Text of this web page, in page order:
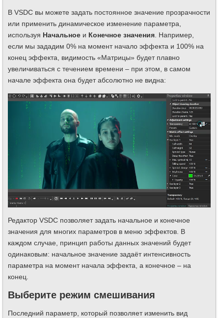
В VSDC вы можете задать постоянное значение прозрачности
или применить динамическое изменение параметра,
используя Начальное и Конечное значения . Например,
если мы зададим 0% на момент начало эффекта и 100% на
конец эффекта, видимость «Матрицы» будет плавно
увеличиваться с течением времени – при этом, в самом
начале эффекта она будет абсолютно не видна:
Редактор VSDC позволяет задать начальное и конечное
значения для многих параметров в меню эффектов. В
каждом случае, принцип работы данных значений будет
одинаковым: начальное значение задаёт интенсивность
параметра на момент начала эффекта, а конечное – на
конец.
Выберите режим смешивания
Последний параметр, который позволяет изменить вид